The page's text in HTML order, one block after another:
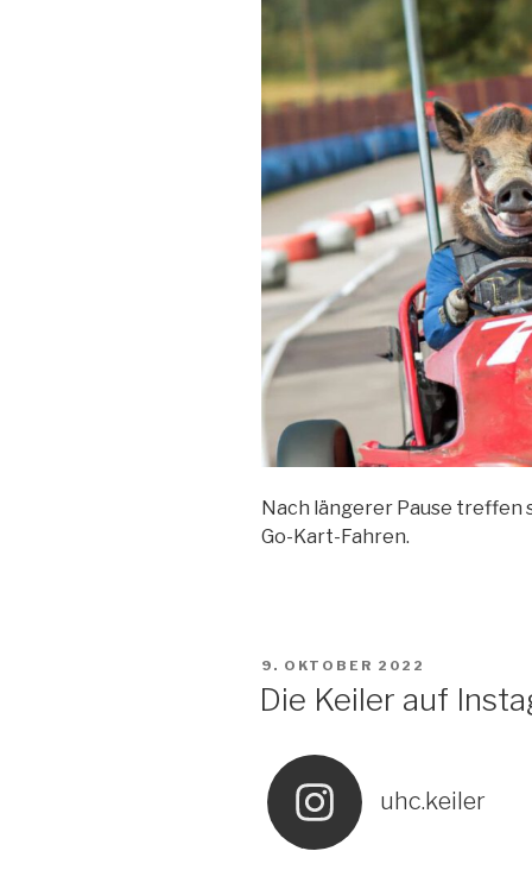
Nach längerer Pause treffen
Go-Kart-Fahren.
VERÖFFENTLICHT
9. OKTOBER 2022
Die Keiler auf
uhc.keiler